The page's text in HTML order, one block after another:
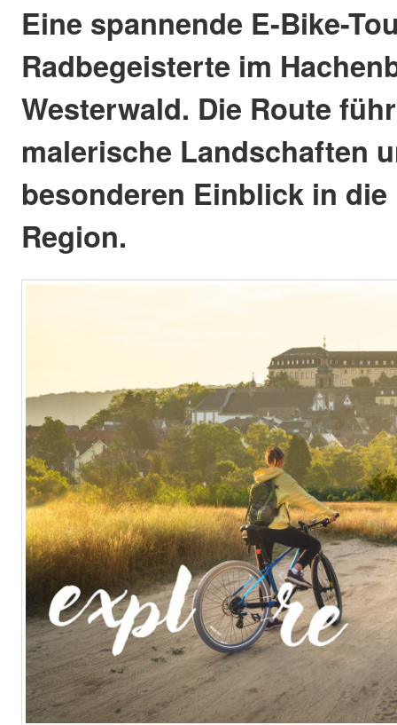
Eine spannende E-Bike-
Radbegeisterte im
Westerwald. Die Route
malerische Landschaften
besonderen Einblick in die
Region.